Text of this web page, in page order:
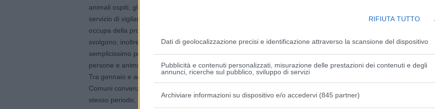
RIFIUTA TUTTO
Dati di geolocalizzazione precisi e identificazione attraverso la scansione del dispositivo
Pubblicità e contenuti personalizzati, misurazione delle prestazioni dei contenuti e degli
annunci, ricerche sul pubblico, sviluppo di servizi
Archiviare informazioni su dispositivo e/o accedervi (845 partner)
animali ospiti, gli interventi sanitari per i gatti residenti e quelli recuperati sul territorio attraverso il
servizio di vigilanza veterinaria integrato con quello di competenza dell’Ausl, e l’associazione si
occupa della promozione delle adozioni e delle colonie feline di Modena. Gestore e associazione
svolgono, inoltre, azioni per favorire la restituzione ai padroni dei gatti ritrovati (per i gatti non è
semplicissimo perché non c’è obbligo di microchip) e per promuovere la corretta convivenza tra
persone e animali.
Tra gennaio e agosto 2022, sono 335 i gatti provenienti dai territori del Comune di Modena e dei
Comuni convenzionati entrati nella struttura (174 dei quali sono gattini sotto i sei mesi di vita). Nello
stesso periodo, le adozioni sono state 74 e 89 gli affidi dei cuccioli alle balie feline per lo